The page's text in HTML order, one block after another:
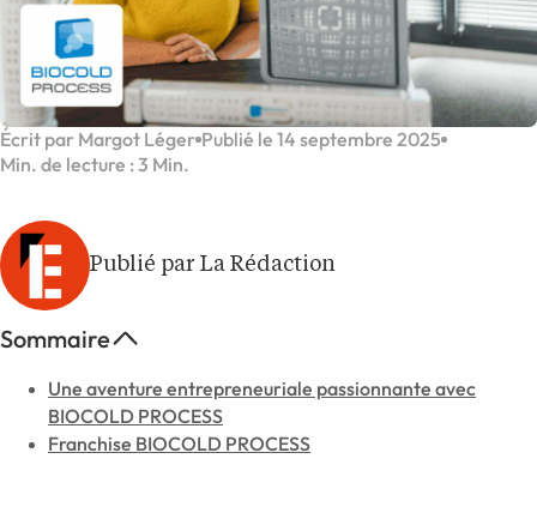
Écrit par Margot Léger Publié le 14 septembre 2025
Min. de lecture : 3 Min.
Publié par La Rédaction
Sommaire
Une aventure entrepreneuriale passionnante avec
BIOCOLD PROCESS
Franchise BIOCOLD PROCESS